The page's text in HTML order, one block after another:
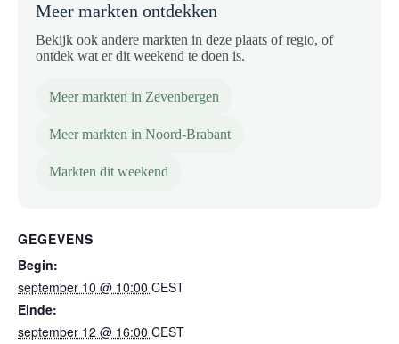
Meer markten ontdekken
Bekijk ook andere markten in deze plaats of regio, of
ontdek wat er dit weekend te doen is.
Meer markten in Zevenbergen
Meer markten in Noord-Brabant
Markten dit weekend
GEGEVENS
Begin:
september 10 @ 10:00 CEST
Einde:
september 12 @ 16:00 CEST